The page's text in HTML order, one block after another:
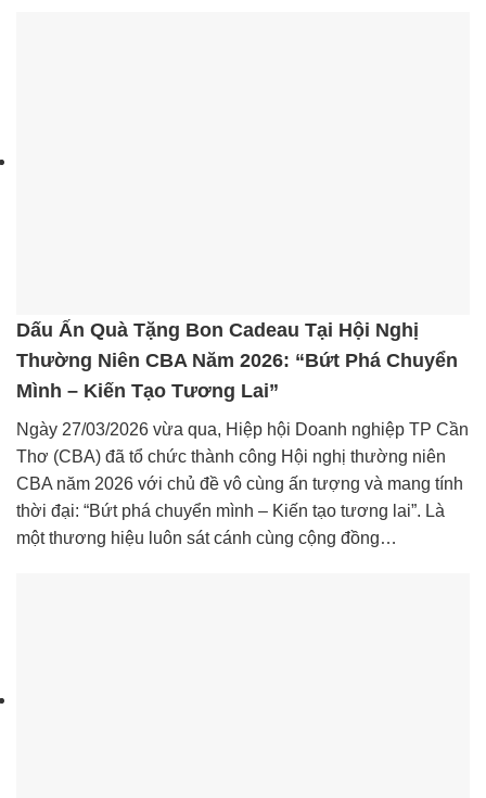
Dấu Ấn Quà Tặng Bon Cadeau Tại Hội Nghị
Thường Niên CBA Năm 2026: “Bứt Phá Chuyển
Mình – Kiến Tạo Tương Lai”
Ngày 27/03/2026 vừa qua, Hiệp hội Doanh nghiệp TP Cần
Thơ (CBA) đã tổ chức thành công Hội nghị thường niên
CBA năm 2026 với chủ đề vô cùng ấn tượng và mang tính
thời đại: “Bứt phá chuyển mình – Kiến tạo tương lai”. Là
một thương hiệu luôn sát cánh cùng cộng đồng…